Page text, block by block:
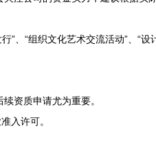
”、“组织文化艺术交流活动”、“
资质申请尤为重要。
入许可。